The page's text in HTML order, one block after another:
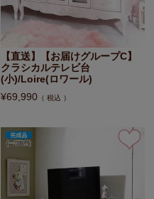
【直送】【お届けグループC】
クラシカルテレビ台
(小)/Loire(ロワール)
¥69,990 税込